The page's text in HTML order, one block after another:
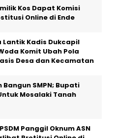
Kos Dapat Komisi
Online di Ende
Kadis Dukcapil
Komit Ubah Pola
Desa dan Kecamatan
SMPN; Bupati
Mosalaki Tanah
Panggil Oknum ASN